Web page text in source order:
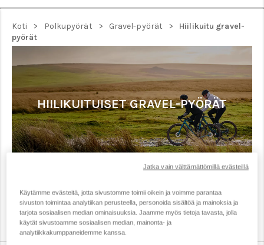
Koti > Polkupyörät > Gravel-pyörät >
Hiilikuitu gravel-
pyörät
HIILIKUITUISET GRAVEL-PYÖRÄT
Cuben gravel-pyörä on täydellinen valinta pitkille
Kaikkia Cuben gravel-pyöriä yhdistävät nopeus,
kestävyys ja mukavuus.
Käytämme evästeitä, jotta sivustomme toimii oikein ja voimme parantaa
sivuston toimintaa analytiikan perusteella, personoida sisältöä ja mainoksia ja
tarjota sosiaalisen median ominaisuuksia. Jaamme myös tietoja tavasta, jolla
käytät sivustoamme sosiaalisen median, mainonta- ja
analytiikkakumppaneidemme kanssa.
Jatka vain välttämättömillä evästeillä